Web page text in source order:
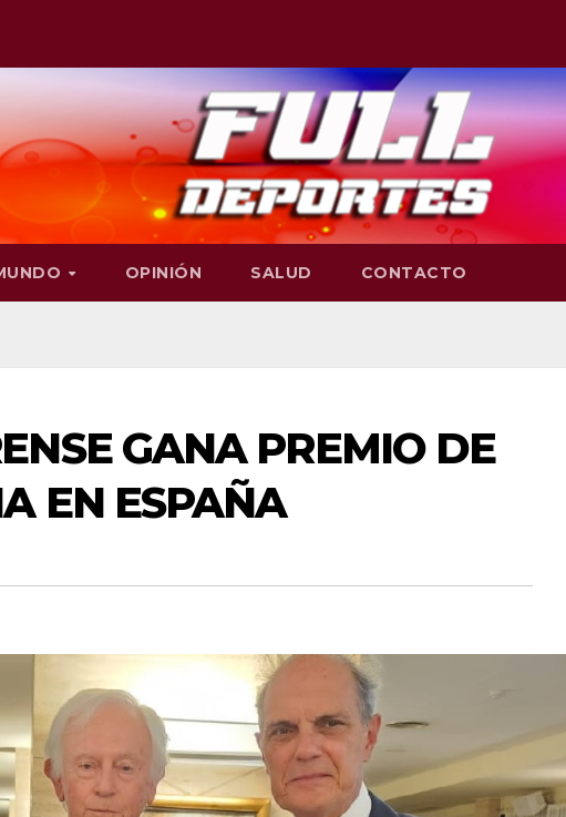
OPINIÓN SALUD CONTACTO
GANA PREMIO DE
EN ESPAÑA